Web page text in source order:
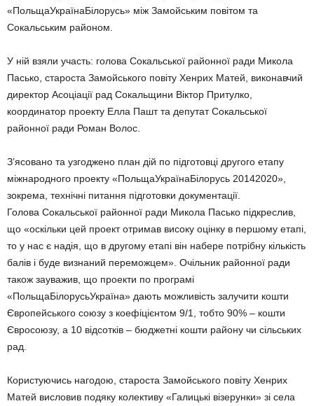
«ПольщаУкраїнаБілорусь» між Замойським повітом та
Сокальським районом.
У ній взяли участь: голова Сокальської районної ради Микола
Пасько, староста Замойського повіту Хенрих Матей, виконавчий
директор Асоціації рад Сокальщини Віктор Притулко,
координатор проекту Елла Пашт та депутат Сокальської
районної ради Роман Волос.
З’ясовано та узгоджено план дій по підготовці другого етапу
міжнародного проекту «ПольщаУкраїнаБілорусь 20142020»,
зокрема, технічні питання підготовки документації.
Голова Сокальської районної ради Микола Пасько підкреслив,
що «оскільки цей проект отримав високу оцінку в першому етапі,
то у нас є надія, що в другому етапі він набере потрібну кількість
балів і буде визнаний переможцем». Очільник районної ради
також зауважив, що проекти по програмі
«ПольщаБілорусьУкраїна» дають можливість залучити кошти
Європейського союзу з коефіцієнтом 9/1, тобто 90% – кошти
Євросоюзу, а 10 відсотків – бюджетні кошти району чи сільських
рад.
Користуючись нагодою, староста Замойського повіту Хенрих
Матей висловив подяку колективу «Галицькі візерунки» зі села